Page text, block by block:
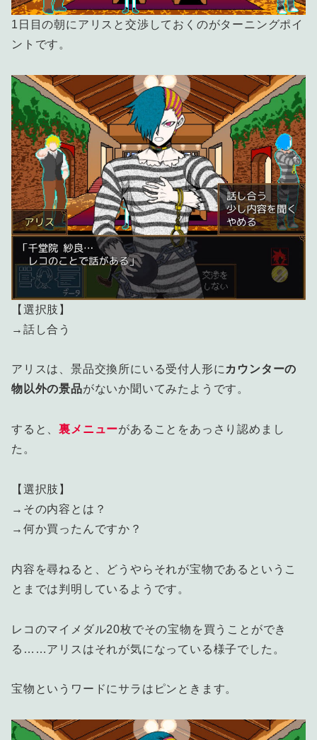
1日目の朝にアリスと交渉しておくのがターニングポイ
ントです。
【選択肢】
→話し合う
アリスは、景品交換所にいる受付人形にカウンターの
物以外の景品がないか聞いてみたようです。
すると、裏メニューがあることをあっさり認めまし
た。
【選択肢】
→その内容とは？
→何か買ったんですか？
内容を尋ねると、どうやらそれが宝物であるというこ
とまでは判明しているようです。
レコのマイメダル20枚でその宝物を買うことができ
る……アリスはそれが気になっている様子でした。
宝物というワードにサラはピンときます。